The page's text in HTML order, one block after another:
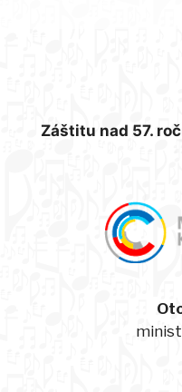
Záštitu nad 57.